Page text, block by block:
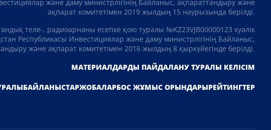
және даму министрлігінің Байланыс, ақпараттандыру және
ақпарат комитетімен 2019 жылдың 15 наурызында берілді.
теле-, радиоарнаны есепке қою туралы №KZ23VJB00000123 куәлік
Республикасы Инвестициялар және даму министрлігінің Байланыс,
және ақпарат комитетімен 2016 жылдың 8 қыркүйегінде берілді.
МАТЕРИАЛДАРДЫ ПАЙДАЛАНУ ТУРАЛЫ КЕЛІСІМ
БАЙЛАНЫСТАРЖОБАЛАРБОС ЖҰМЫС ОРЫНДАРЫРЕЙТИНГТЕР
Telegram арнамызға жазылыңыз!
ЖАЗЫЛУ
Қазір емес